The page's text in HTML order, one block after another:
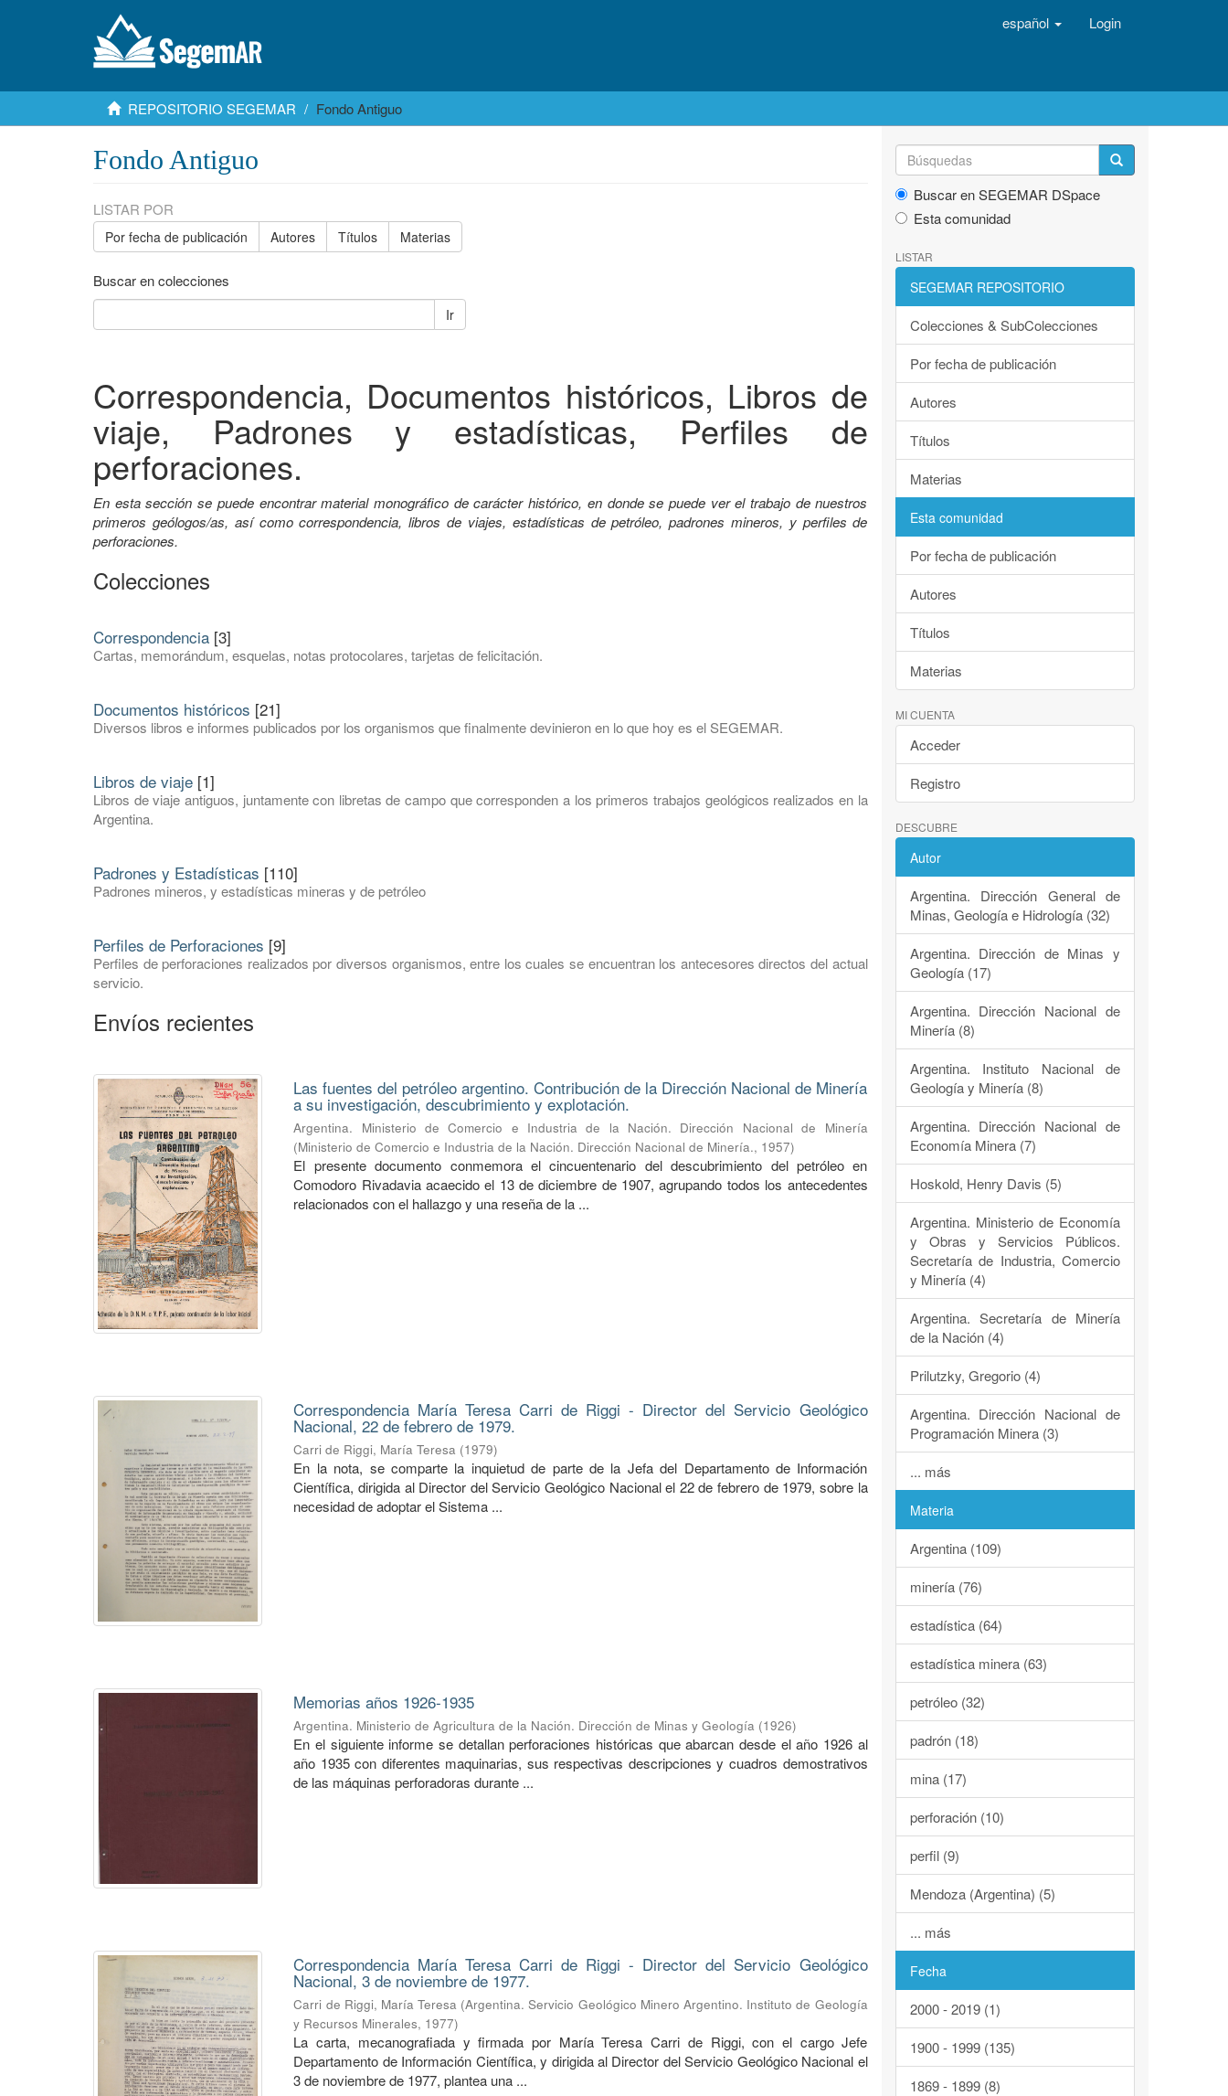
español Login
REPOSITORIO SEGEMAR Fondo Antiguo
Fondo Antiguo
LISTAR POR
Por fecha de publicación Autores Títulos Materias
Buscar en colecciones
Ir
Correspondencia, Documentos históricos, Libros de
viaje, Padrones y estadísticas, Perfiles de
perforaciones.
En esta sección se puede encontrar material monográfico de carácter histórico, en donde se puede ver el trabajo de nuestros
primeros geólogos/as, así como correspondencia, libros de viajes, estadísticas de petróleo, padrones mineros, y perfiles de
perforaciones.
Colecciones
Correspondencia [3]
Cartas, memorándum, esquelas, notas protocolares, tarjetas de felicitación.
Documentos históricos [21]
Diversos libros e informes publicados por los organismos que finalmente devinieron en lo que hoy es el SEGEMAR.
Libros de viaje [1]
Libros de viaje antiguos, juntamente con libretas de campo que corresponden a los primeros trabajos geológicos realizados en la
Argentina.
Padrones y Estadísticas [110]
Padrones mineros, y estadísticas mineras y de petróleo
Perfiles de Perforaciones [9]
Perfiles de perforaciones realizados por diversos organismos, entre los cuales se encuentran los antecesores directos del actual
servicio.
Envíos recientes
Las fuentes del petróleo argentino. Contribución de la Dirección Nacional de Minería
a su investigación, descubrimiento y explotación.
Argentina. Ministerio de Comercio e Industria de la Nación. Dirección Nacional de Minería
(Ministerio de Comercio e Industria de la Nación. Dirección Nacional de Minería., 1957)
El presente documento conmemora el cincuentenario del descubrimiento del petróleo en
Comodoro Rivadavia acaecido el 13 de diciembre de 1907, agrupando todos los antecedentes
relacionados con el hallazgo y una reseña de la ...
Correspondencia María Teresa Carri de Riggi - Director del Servicio Geológico
Nacional, 22 de febrero de 1979.
Carri de Riggi, María Teresa (1979)
En la nota, se comparte la inquietud de parte de la Jefa del Departamento de Información
Científica, dirigida al Director del Servicio Geológico Nacional el 22 de febrero de 1979, sobre la
necesidad de adoptar el Sistema ...
Memorias años 1926-1935
Argentina. Ministerio de Agricultura de la Nación. Dirección de Minas y Geología (1926)
En el siguiente informe se detallan perforaciones históricas que abarcan desde el año 1926 al
año 1935 con diferentes maquinarias, sus respectivas descripciones y cuadros demostrativos
de las máquinas perforadoras durante ...
Correspondencia María Teresa Carri de Riggi - Director del Servicio Geológico
Nacional, 3 de noviembre de 1977.
Carri de Riggi, María Teresa (Argentina. Servicio Geológico Minero Argentino. Instituto de Geología
y Recursos Minerales, 1977)
La carta, mecanografiada y firmada por María Teresa Carri de Riggi, con el cargo Jefe
Departamento de Información Científica, y dirigida al Director del Servicio Geológico Nacional el
3 de noviembre de 1977, plantea una ...
Buscar en SEGEMAR DSpace
Esta comunidad
LISTAR
SEGEMAR REPOSITORIO
Colecciones & SubColecciones
Por fecha de publicación
Autores
Títulos
Materias
Esta comunidad
Por fecha de publicación
Autores
Títulos
Materias
MI CUENTA
Acceder
Registro
DESCUBRE
Autor
Argentina. Dirección General de
Minas, Geología e Hidrología (32)
Argentina. Dirección de Minas y
Geología (17)
Argentina. Dirección Nacional de
Minería (8)
Argentina. Instituto Nacional de
Geología y Minería (8)
Argentina. Dirección Nacional de
Economía Minera (7)
Hoskold, Henry Davis (5)
Argentina. Ministerio de Economía
y Obras y Servicios Públicos.
Secretaría de Industria, Comercio
y Minería (4)
Argentina. Secretaría de Minería
de la Nación (4)
Prilutzky, Gregorio (4)
Argentina. Dirección Nacional de
Programación Minera (3)
... más
Materia
Argentina (109)
minería (76)
estadística (64)
estadística minera (63)
petróleo (32)
padrón (18)
mina (17)
perforación (10)
perfil (9)
Mendoza (Argentina) (5)
... más
Fecha
2000 - 2019 (1)
1900 - 1999 (135)
1869 - 1899 (8)